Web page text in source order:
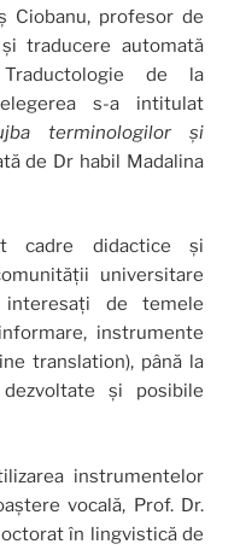
Ciobanu, profesor de
traducere automată
de la
s-a intitulat
terminologilor și
de Dr habil Madalina
cadre didactice și
universitare
de temele
instrumente
translation), până la
și posibile
instrumentelor
vocală, Prof. Dr.
în lingvistică de